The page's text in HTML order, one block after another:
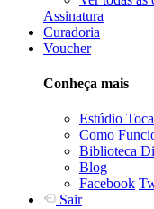
Assinatura
Curadoria
Voucher
Conheça mais
Estúdio
Como
Biblioteca
Blog
Facebook
Sair